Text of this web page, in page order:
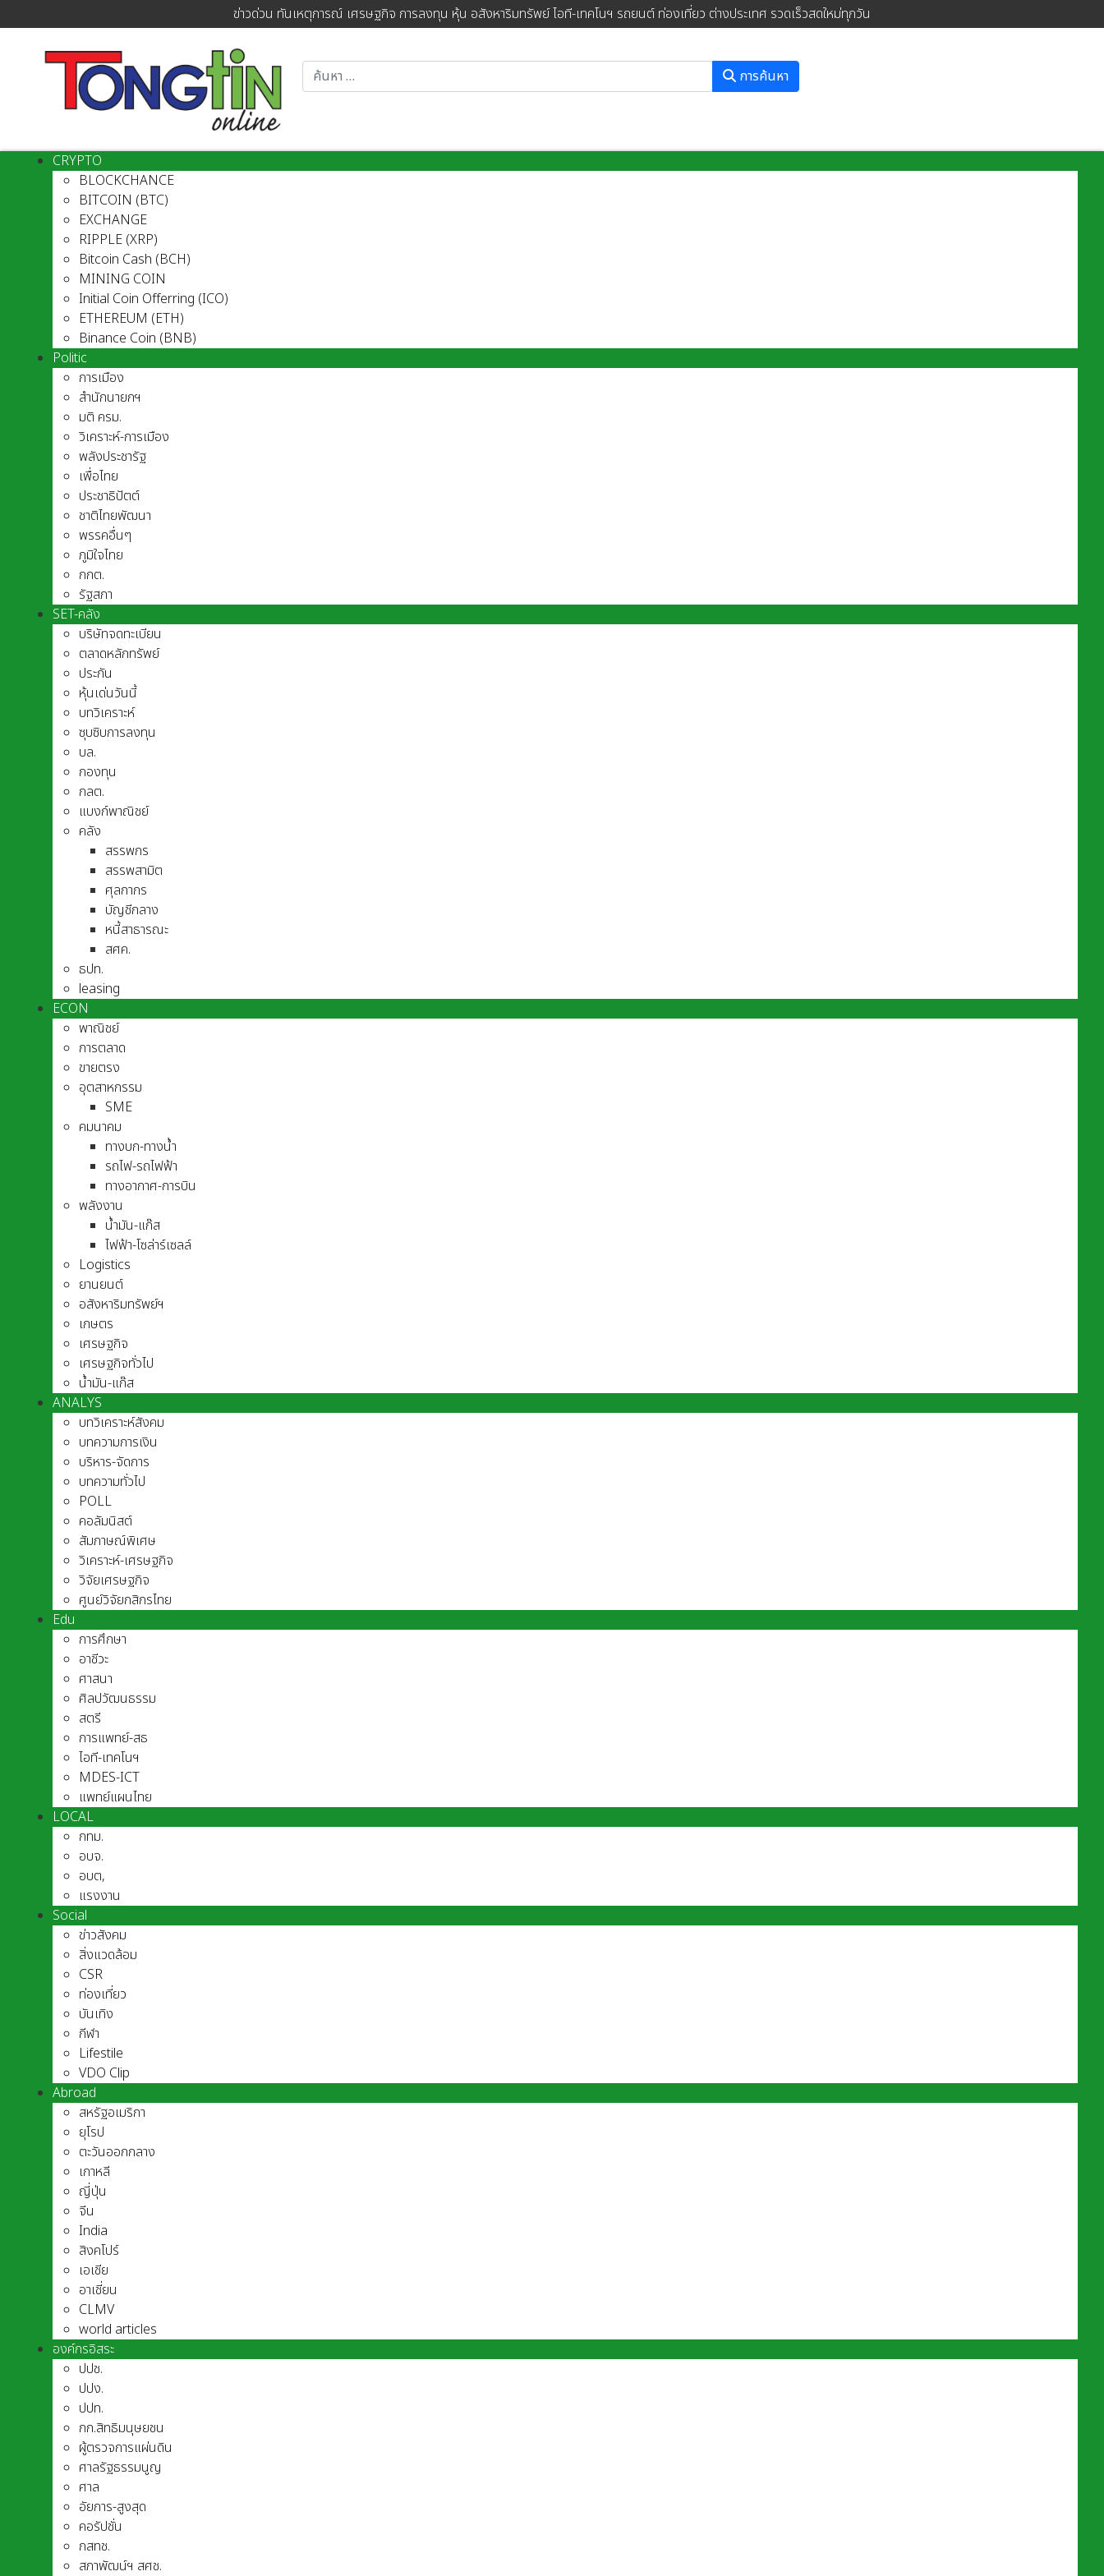
ข่าวด่วน ทันเหตุการณ์ เศรษฐกิจ การลงทุน หุ้น อสังหาริมทรัพย์ ไอที-เทคโนฯ รถยนต์ ท่องเที่ยว ต่างประเทศ รวดเร็วสดใหม่ทุกวัน
การค้นหา
CRYPTO
BLOCKCHANCE
BITCOIN (BTC)
EXCHANGE
RIPPLE (XRP)
Bitcoin Cash (BCH)
MINING COIN
Initial Coin Offerring (ICO)
ETHEREUM (ETH)
Binance Coin (BNB)
Politic
การเมือง
สำนักนายกฯ
มติ ครม.
วิเคราะห์-การเมือง
พลังประชารัฐ
เพื่อไทย
ประชาธิปัตต์
ชาติไทยพัฒนา
พรรคอื่นๆ
ภูมิใจไทย
กกต.
รัฐสภา
SET-คลัง
บริษัทจดทะเบียน
ตลาดหลักทรัพย์
ประกัน
หุ้นเด่นวันนี้
บทวิเคราะห์
ซุบซิบการลงทุน
บล.
กองทุน
กลต.
แบงก์พาณิชย์
คลัง
สรรพกร
สรรพสามิต
ศุลกากร
บัญชีกลาง
หนี้สาธารณะ
สศค.
ธปท.
leasing
ECON
พาณิชย์
การตลาด
ขายตรง
อุตสาหกรรม
SME
คมนาคม
ทางบก-ทางน้ำ
รถไฟ-รถไฟฟ้า
ทางอากาศ-การบิน
พลังงาน
น้ำมัน-แก๊ส
ไฟฟ้า-โซล่าร์เซลล์
Logistics
ยานยนต์
อสังหาริมทรัพย์ฯ
เกษตร
เศรษฐกิจ
เศรษฐกิจทั่วไป
น้ำมัน-แก๊ส
ANALYS
บทวิเคราะห์สังคม
บทความการเงิน
บริหาร-จัดการ
บทความทั่วไป
POLL
คอลัมนิสต์
สัมภาษณ์พิเศษ
วิเคราะห์-เศรษฐกิจ
วิจัยเศรษฐกิจ
ศูนย์วิจัยกสิกรไทย
Edu
การศึกษา
อาชีวะ
ศาสนา
ศิลปวัฒนธรรม
สตรี
การแพทย์-สธ
ไอที-เทคโนฯ
MDES-ICT
แพทย์แผนไทย
LOCAL
กทม.
อบจ.
อบต,
แรงงาน
Social
ข่าวสังคม
สิ่งแวดล้อม
CSR
ท่องเที่ยว
บันเทิง
กีฬา
Lifestile
VDO Clip
Abroad
สหรัฐอเมริกา
ยุโรป
ตะวันออกกลาง
เกาหลี
ญี่ปุ่น
จีน
India
สิงคโปร์
เอเชีย
อาเชี่ยน
CLMV
world articles
องค์กรอิสระ
ปปช.
ปปง.
ปปท.
กก.สิทธิมนุษยชน
ผู้ตรวจการแผ่นดิน
ศาลรัฐธรรมนูญ
ศาล
อัยการ-สูงสุด
คอรัปชั่น
กสทช.
สภาพัฒน์ฯ สศช.